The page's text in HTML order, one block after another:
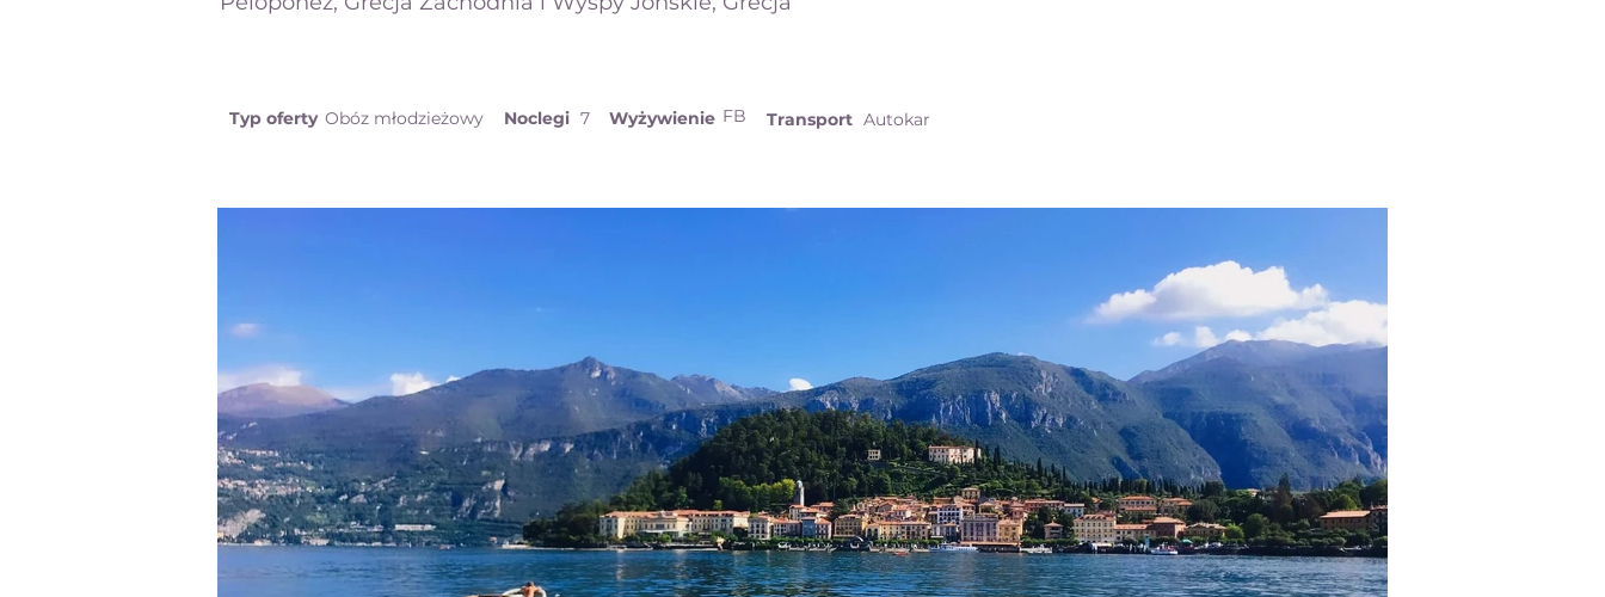
Noclegi
Obóz młodzieżowy 7
Typ oferty FB Transport
Wyżywienie Autokar